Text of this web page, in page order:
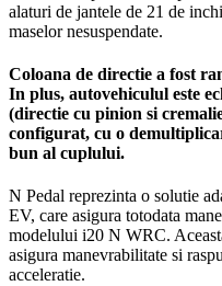
alaturi de jantele de 21 de
maselor nesuspendate.
Coloana de directie a fost
In plus, autovehiculul este
(directie cu pinion si
configurat, cu o
bun al cuplului.
N Pedal reprezinta o solutie
EV, care asigura totodata
modelului i20 N WRC.
asigura manevrabilitate si
acceleratie.